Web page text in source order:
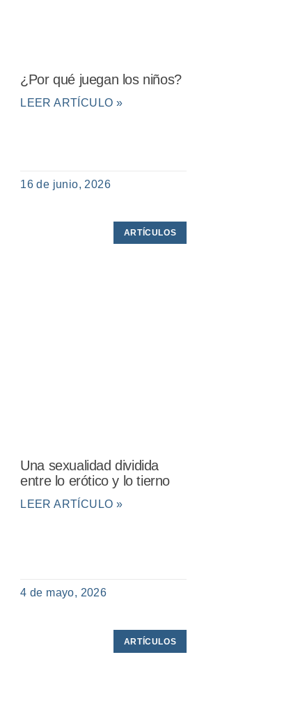
¿Por qué juegan los niños?
LEER ARTÍCULO »
16 de junio, 2026
ARTÍCULOS
Una sexualidad dividida
entre lo erótico y lo tierno
LEER ARTÍCULO »
4 de mayo, 2026
ARTÍCULOS